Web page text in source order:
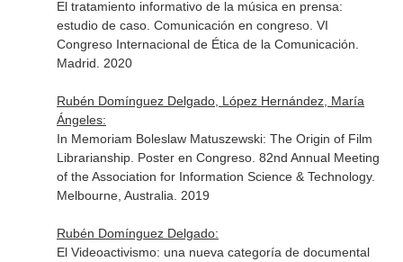
El tratamiento informativo de la música en prensa:
estudio de caso. Comunicación en congreso. VI
Congreso Internacional de Ética de la Comunicación.
Madrid. 2020
Rubén Domínguez Delgado, López Hernández, María
Ángeles:
In Memoriam Boleslaw Matuszewski: The Origin of Film
Librarianship. Poster en Congreso. 82nd Annual Meeting
of the Association for Information Science & Technology.
Melbourne, Australia. 2019
Rubén Domínguez Delgado:
El Videoactivismo: una nueva categoría de documental